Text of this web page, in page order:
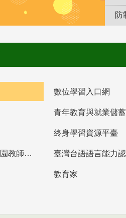
數位學習入口網
青年教育與就業儲
終身學習資源平臺
教育部高中等以下學校及幼兒園教師資格檢定考試 臺灣台語語言能力
教育家